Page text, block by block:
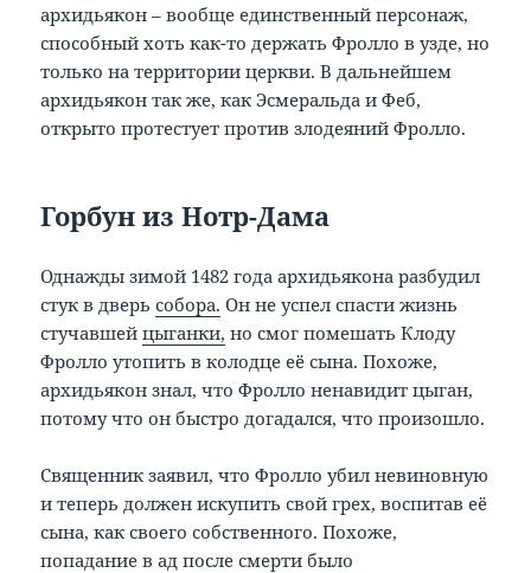
архидьякон – вообще единственный персонаж,
способный хоть как-то держать Фролло в узде, но
только на территории церкви. В дальнейшем
архидьякон так же, как Эсмеральда и Феб,
открыто протестует против злодеяний Фролло.
Горбун из Нотр-Дама
Однажды зимой 1482 года архидьякона разбудил
стук в дверьсобора. Он не успел спасти жизнь
стучавшейцыганки, но смог помешать Клоду
Фролло утопить в колодце её сына. Похоже,
архидьякон знал, что Фролло ненавидит цыган,
потому что он быстро догадался, что произошло.
Священник заявил, что Фролло убил невиновную
и теперь должен искупить свой грех, воспитав её
сына, как своего собственного. Похоже,
попадание в ад после смерти было